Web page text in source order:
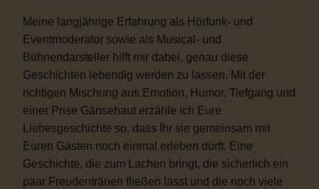
Meine langjährige Erfahrung als Hörfunk- und
Eventmoderator sowie als Musical- und
Bühnendarsteller hilft mir dabei, genau diese
Geschichten lebendig werden zu lassen. Mit der
richtigen Mischung aus Emotion, Humor, Tiefgang und
einer Prise Gänsehaut erzähle ich Eure
Liebesgeschichte so, dass Ihr sie gemeinsam mit
Euren Gästen noch einmal erleben dürft. Eine
Geschichte, die zum Lachen bringt, die sicherlich ein
paar Freudentränen fließen lässt und die noch viele